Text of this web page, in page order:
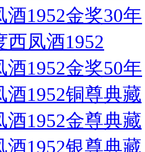
酒1952金奖30年
西凤酒1952
酒1952金奖50年
酒1952铜尊典藏
酒1952金尊典藏
酒1952银尊典藏